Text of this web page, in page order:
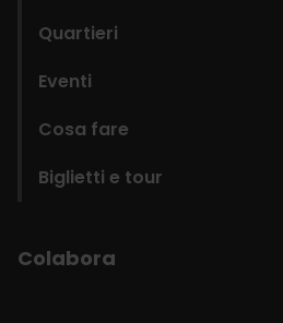
Quartieri
Eventi
Cosa fare
Biglietti e tour
Colabora